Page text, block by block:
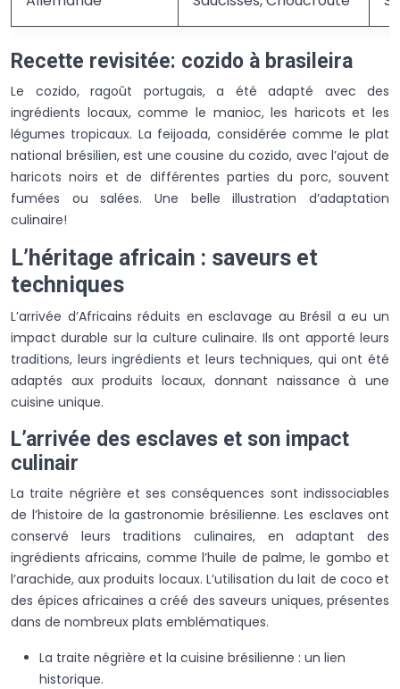
Recette revisitée: cozido à brasileira
Le cozido, ragoût portugais, a été adapté avec des
ingrédients locaux, comme le manioc, les haricots et les
légumes tropicaux. La feijoada, considérée comme le plat
national brésilien, est une cousine du cozido, avec l’ajout de
haricots noirs et de différentes parties du porc, souvent
fumées ou salées. Une belle illustration d’adaptation
culinaire!
L’héritage africain : saveurs et
techniques
L’arrivée d’Africains réduits en esclavage au Brésil a eu un
impact durable sur la culture culinaire. Ils ont apporté leurs
traditions, leurs ingrédients et leurs techniques, qui ont été
adaptés aux produits locaux, donnant naissance à une
cuisine unique.
L’arrivée des esclaves et son impact
culinair
La traite négrière et ses conséquences sont indissociables
de l’histoire de la gastronomie brésilienne. Les esclaves ont
conservé leurs traditions culinaires, en adaptant des
ingrédients africains, comme l’huile de palme, le gombo et
l’arachide, aux produits locaux. L’utilisation du lait de coco et
des épices africaines a créé des saveurs uniques, présentes
dans de nombreux plats emblématiques.
La traite négrière et la cuisine brésilienne : un lien
historique.